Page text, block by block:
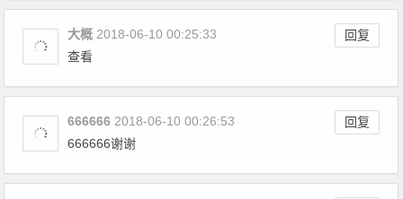
大概 回复
2018-06-10 00:25:33
查看
666666 回复
2018-06-10 00:26:53
666666谢谢